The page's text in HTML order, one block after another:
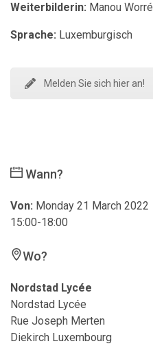
Weiterbilderin: Manou Worré
Sprache: Luxemburgisch
Melden Sie sich hier an!
Wann?
Von: Monday 21 March 2022
15:00-18:00
Wo?
Nordstad Lycée
Nordstad Lycée
Rue Joseph Merten
Diekirch Luxembourg